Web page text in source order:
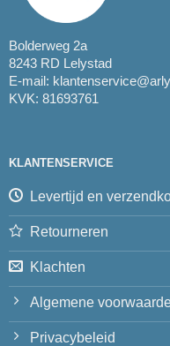
Bolderweg 2a
8243 RD Lelystad
E-mail:
KVK: 81693761
KLANTENSERVICE
Levertijd en
Retourneren
Klachten
Algemene
Privacybeleid